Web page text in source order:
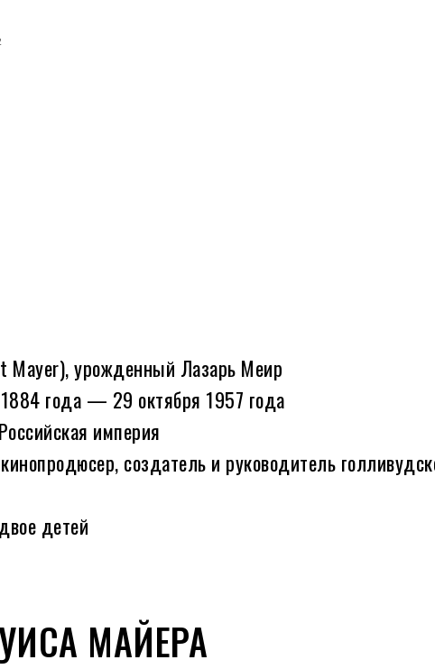
Mayer), урожденный Лазарь Меир
года — 29 октября 1957 года
империя
создатель и руководитель
детей
МАЙЕРА